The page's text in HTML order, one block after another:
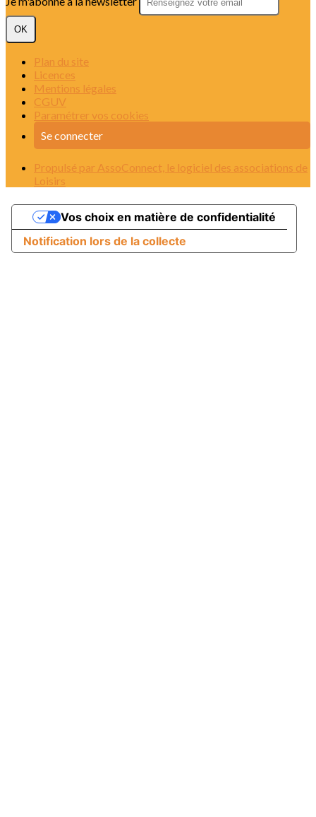
OK
Plan du site
Licences
Mentions légales
CGUV
Paramétrer vos cookies
Se connecter
Propulsé par AssoConnect, le logiciel des associations de
Loisirs
Notification lors de la collecte
Vos choix en matière de confidentialité